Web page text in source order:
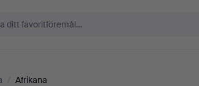
/ Afrikana